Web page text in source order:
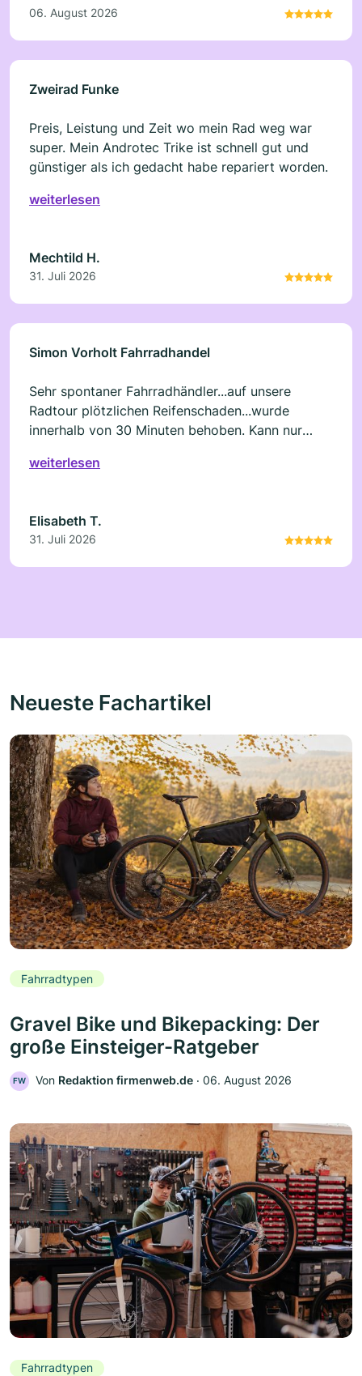
06. August 2026
Zweirad Funke
Preis, Leistung und Zeit wo mein Rad weg war
super. Mein Androtec Trike ist schnell gut und
günstiger als ich gedacht habe repariert worden.
weiterlesen
Mechtild H.
31. Juli 2026
Simon Vorholt Fahrradhandel
Sehr spontaner Fahrradhändler...auf unsere
Radtour plötzlichen Reifenschaden...wurde
innerhalb von 30 Minuten behoben. Kann nur
fortsetzen...nochmals vielen lieben Dank für die
weiterlesen
Elisabeth T.
31. Juli 2026
Neueste Fachartikel
Fahrradtypen
Gravel Bike und Bikepacking: Der
große Einsteiger-Ratgeber
FW Von Redaktion firmenweb.de ‧ 06. August 2026
Fahrradtypen